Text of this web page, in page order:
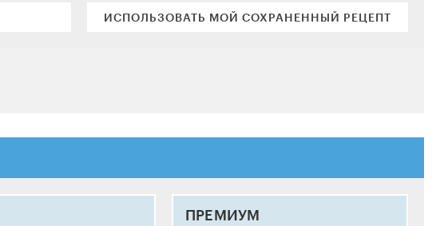
ИСПОЛЬЗОВАТЬ МОЙ СОХРАНЕННЫЙ РЕЦЕПТ
ПРЕМИУМ